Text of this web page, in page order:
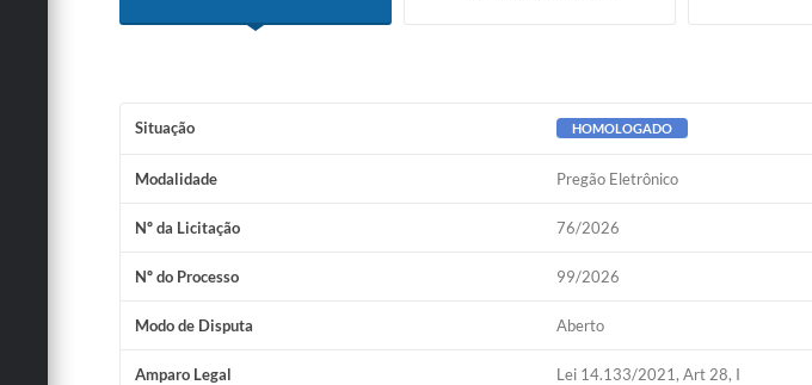
Situação HOMOLOGADO
Modalidade Pregão Eletrônico
Nº da Licitação 76/2026
Nº do Processo 99/2026
Modo de Disputa Aberto
Amparo Legal Lei 14.133/2021, Art 28, I